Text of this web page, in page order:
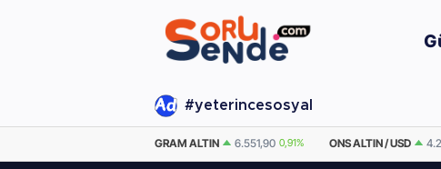
#yeterincesosyal
GRAM ALTIN 6.551,90 0,91% ONS ALTIN / USD